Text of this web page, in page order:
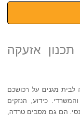
אזעקה
לבית מגנים על רכושכם
כידוע, הנזקים
הם גם מסבים טרדה,